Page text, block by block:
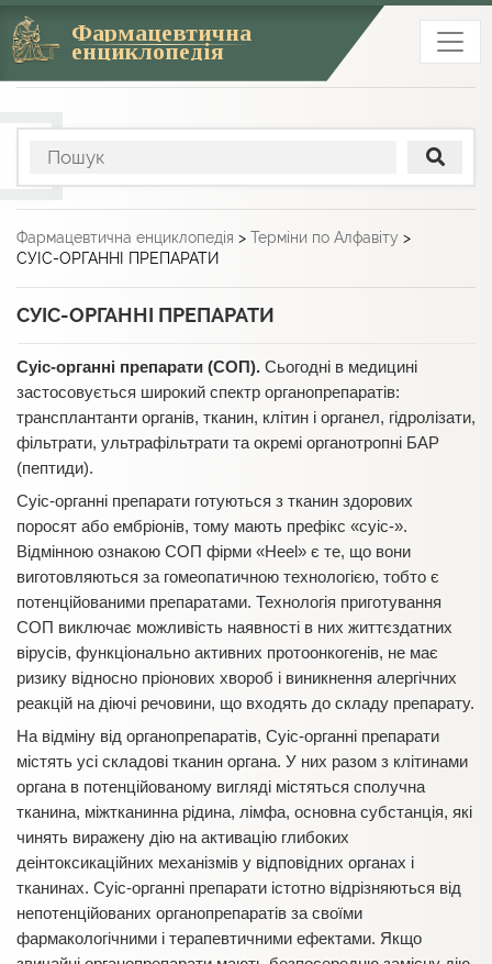
Фармацевтична
енциклопедія
Фармацевтична енциклопедія > Терміни по Алфавіту >
СУІС-ОРГАННІ ПРЕПАРАТИ
СУІС-ОРГАННІ ПРЕПАРАТИ
Суіс-органні препарати (СОП). Сьогодні в медицині
застосовується широкий спектр органопрепаратів:
трансплантанти органів, тканин, клітин і органел, гідролізати,
фільтрати, ультрафільтрати та окремі органотропні БАР
(пептиди).
Суіс-органні препарати готуються з тканин здорових
поросят або ембріонів, тому мають префікс «суіс-».
Відмінною ознакою СОП фірми «Heel» є те, що вони
виготовляються за гомеопатичною технологією, тобто є
потенційованими препаратами. Технологія приготування
СОП виключає можливість наявності в них життєздатних
вірусів, функціонально активних протоонкогенів, не має
ризику відносно пріонових хвороб і виникнення алергічних
реакцій на діючі речовини, що входять до складу препарату.
На відміну від органопрепаратів, Суіс-органні препарати
містять усі складові тканин органа. У них разом з клітинами
органа в потенційованому вигляді містяться сполучна
тканина, міжтканинна рідина, лімфа, основна субстанція, які
чинять виражену дію на активацію глибоких
деінтоксикаційних механізмів у відповідних органах і
тканинах. Суіс-органні препарати істотно відрізняються від
непотенційованих органопрепаратів за своїми
фармакологічними і терапевтичними ефектами. Якщо